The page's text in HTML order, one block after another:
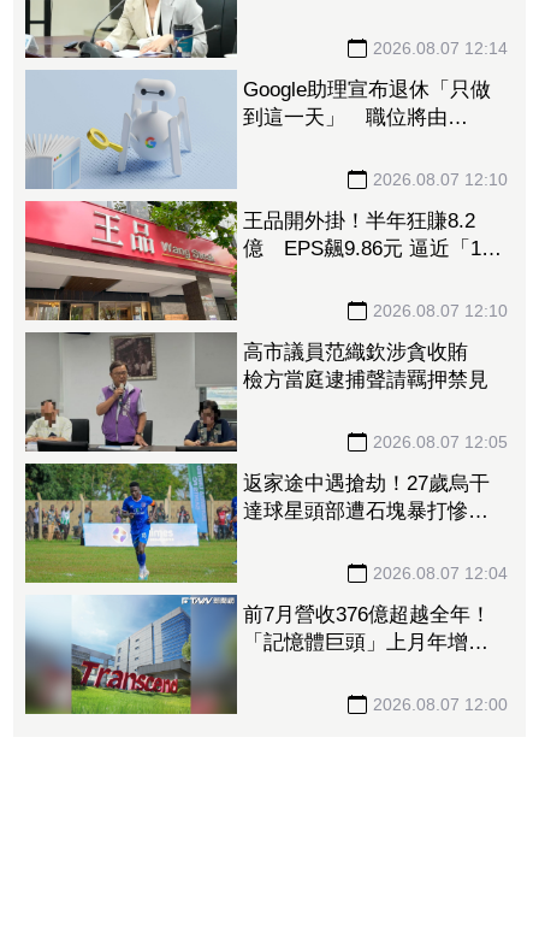
要柯文哲道歉 陳智菡轟
太荒謬
2026.08.07 12:14
到這一天」 職位將由
2026.08.07 12:10
億 EPS飆9.86元 逼近「1股
2026.08.07 12:10
檢方當庭逮捕聲請羈押禁見
2026.08.07 12:05
達球星頭部遭石塊暴打慘
2026.08.07 12:04
「記憶體巨頭」上月年增飆